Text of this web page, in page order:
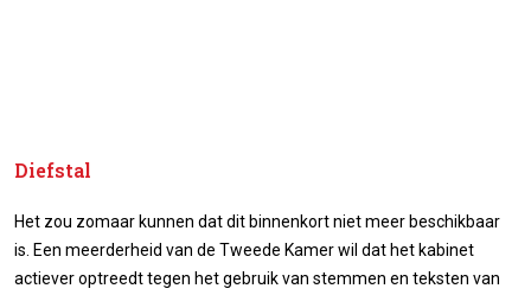
Diefstal
Het zou zomaar kunnen dat dit binnenkort niet meer beschikbaar
is. Een meerderheid van de Tweede Kamer wil dat het kabinet
actiever optreedt tegen het gebruik van stemmen en teksten van